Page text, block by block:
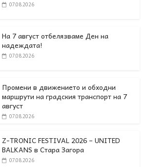
07.08.2026
На 7 август отбелязваме Ден на
надеждата!
07.08.2026
Промени в движението и обходни
маршрути на градския транспорт на 7
август
07.08.2026
Z-TRONIC FESTIVAL 2026 – UNITED
BALKANS в Стара Загора
07.08.2026